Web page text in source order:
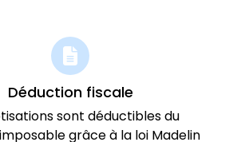
Déduction fiscale
sont déductibles du
grâce à la loi Madelin